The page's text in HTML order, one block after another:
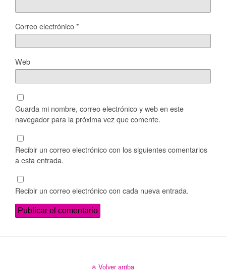
Correo electrónico*
Web
Guarda mi nombre, correo electrónico y web en este
navegador para la próxima vez que comente.
Recibir un correo electrónico con los siguientes comentarios
a esta entrada.
Recibir un correo electrónico con cada nueva entrada.
Volver arriba